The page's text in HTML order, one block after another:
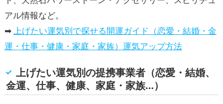
アル情報など。
➡上げたい運気別で探せる開運ガイド（恋愛・結婚・金
運・仕事・健康・家庭・家族）運気アップ方法
上げたい運気別の提携事業者（恋愛・結婚、
金運、仕事、健康、家庭・家族…）